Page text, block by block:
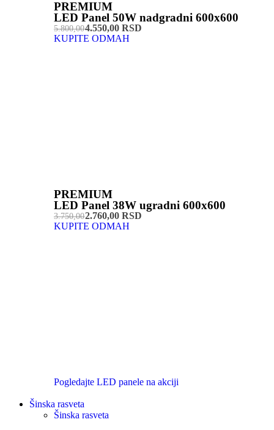
PREMIUM
LED Panel 50W nadgradni 600x600
5.800,004.550,00 RSD
KUPITE ODMAH
PREMIUM
LED Panel 38W ugradni 600x600
3.750,002.760,00 RSD
KUPITE ODMAH
Pogledajte LED panele na akciji
Šinska rasveta
Šinska rasveta